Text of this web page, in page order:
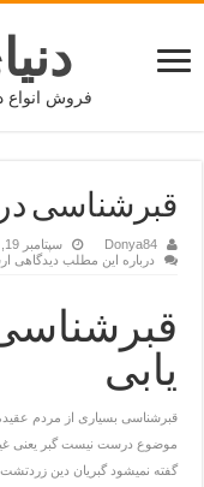
فروش انواع
قبرشناسی در
Donya84 سپتامبر 19, 2022
درباره این مطلب دیدگاهی
یابی
قبرشناسی بسیاری از مردم
موضوع درست نیست گبر یعنی
گفته نمیشود گبریان دین